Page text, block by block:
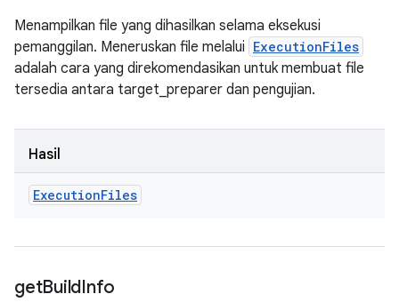
Menampilkan file yang dihasilkan selama eksekusi
pemanggilan. Meneruskan file melalui ExecutionFiles
adalah cara yang direkomendasikan untuk membuat file
tersedia antara target_preparer dan pengujian.
Hasil
ExecutionFiles
getBuildInfo